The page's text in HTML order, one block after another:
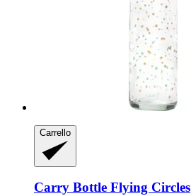
Carrello
Carry Bottle Flying Circles